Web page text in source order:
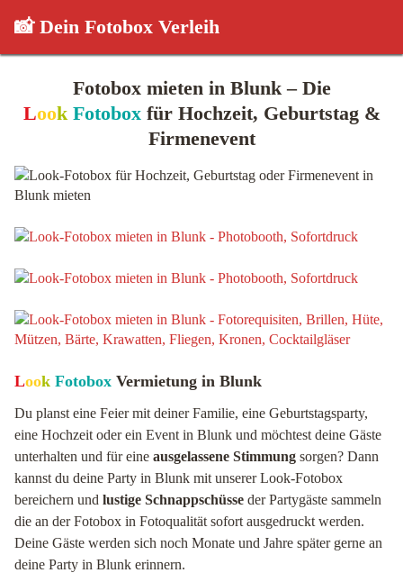
📸 Dein Fotobox Verleih
Fotobox mieten in Blunk – Die
Look Fotoboxfür Hochzeit, Geburtstag &
Firmenevent
Look Fotobox Vermietung in Blunk
Du planst eine Feier mit deiner Familie, eine Geburtstagsparty,
eine Hochzeit oder ein Event in Blunk und möchtest deine Gäste
unterhalten und für eine ausgelassene Stimmung sorgen? Dann
kannst du deine Party in Blunk mit unserer Look-Fotobox
bereichern und lustige Schnappschüsse der Partygäste sammeln
die an der Fotobox in Fotoqualität sofort ausgedruckt werden.
Deine Gäste werden sich noch Monate und Jahre später gerne an
deine Party in Blunk erinnern.